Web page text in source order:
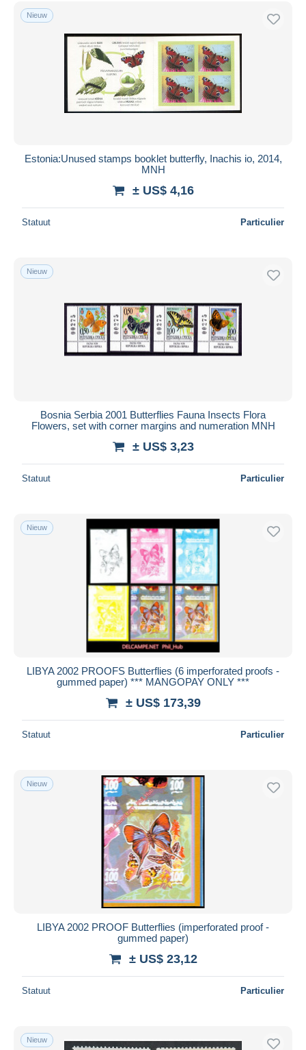
Gratis levering
Betaalmiddelen
PayPal
Bankoverschrijving
Visa
Mastercard
Woonplaats van de verkoper
Toepassen
Nieuw
Estonia:Unused stamps booklet butterfly, Inachis io, 2014,
MNH
± US$ 4,16
Statuut Particulier
Nieuw
Bosnia Serbia 2001 Butterflies Fauna Insects Flora
Flowers, set with corner margins and numeration MNH
± US$ 3,23
Statuut Particulier
Nieuw
LIBYA 2002 PROOFS Butterflies (6 imperforated proofs -
gummed paper) *** MANGOPAY ONLY ***
± US$ 173,39
Statuut Particulier
Nieuw
LIBYA 2002 PROOF Butterflies (imperforated proof -
gummed paper)
± US$ 23,12
Statuut Particulier
Nieuw